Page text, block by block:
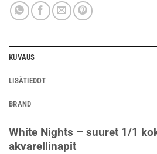
KUVAUS
LISÄTIEDOT
BRAND
White Nights – suuret 1/1
akvarellinapit